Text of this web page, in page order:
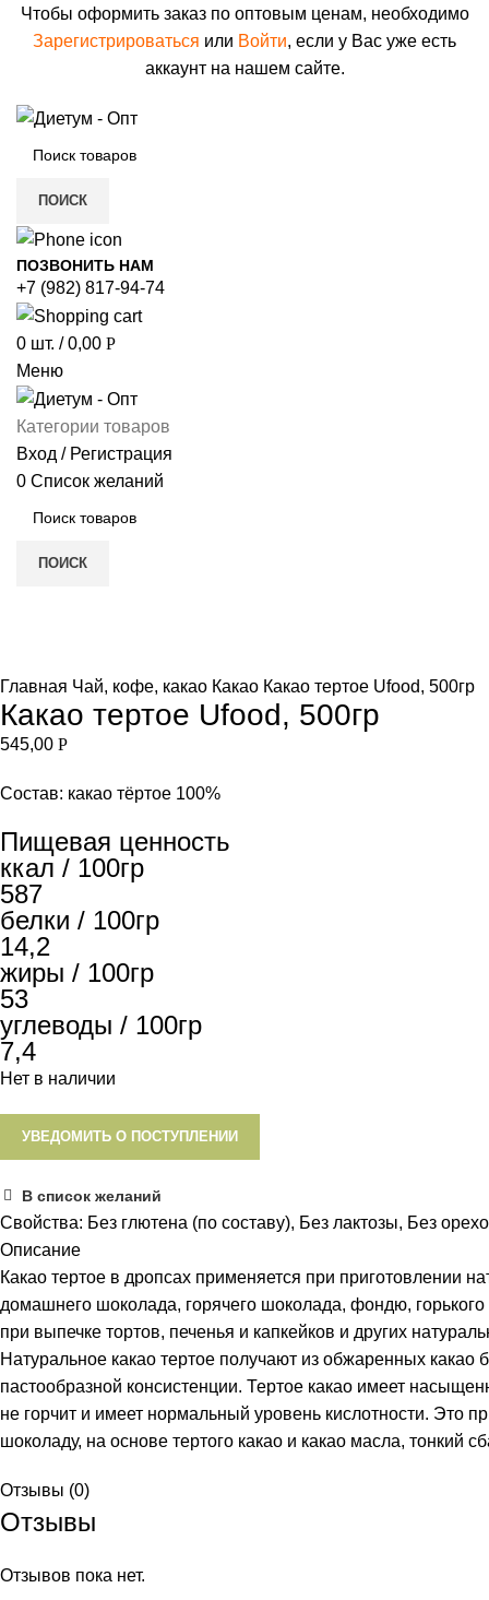
Чтобы оформить заказ по оптовым ценам, необходимо
Зарегистрироваться или Войти, если у Вас уже есть
аккаунт на нашем сайте.
ПОИСК
ПОЗВОНИТЬ НАМ
+7 (982) 817-94-74
0 шт. / 0,00 Р
Меню
Категории товаров
Вход / Регистрация
0 Список желаний
ПОИСК
Главная Чай, кофе, какао Какао Какао тертое Ufood, 500гр
Какао тертое Ufood, 500гр
545,00 Р
Состав: какао тёртое 100%
Пищевая ценность
ккал / 100гр
587
белки / 100гр
14,2
жиры / 100гр
53
углеводы / 100гр
7,4
Нет в наличии
УВЕДОМИТЬ О ПОСТУПЛЕНИИ
В список желаний
Свойства: Без глютена (по составу), Без лактозы, Без
Описание
Какао тертое в дропсах применяется при приготовлении
домашнего шоколада, горячего шоколада, фондю, горького
при выпечке тортов, печенья и капкейков и других
Натуральное какао тертое получают из обжаренных какао
пастообразной консистенции. Тертое какао имеет
не горчит и имеет нормальный уровень кислотности. Это
шоколаду, на основе тертого какао и какао масла, тонкий
Отзывы (0)
Отзывы
Отзывов пока нет.